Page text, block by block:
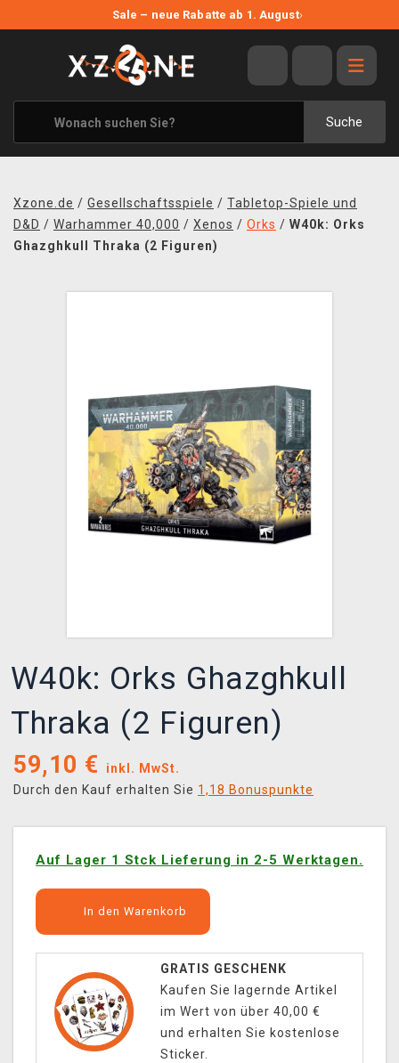
Sale – neue Rabatte ab 1. August›
Suche
ANGEBOTE
ALLE MARKEN
XZONE ORIGINALS
KLEIDUNG & ACCESSOIRES
BÜCHER & COMICS
XZONE CLUB
Xzone.de / Gesellschaftsspiele / Tabletop-Spiele und
D&D / Warhammer 40,000 / Xenos / Orks / W40k: Orks
Ghazghkull Thraka (2 Figuren)
W40k: Orks Ghazghkull
Thraka (2 Figuren)
59,10 €
inkl. MwSt.
Durch den Kauf erhalten Sie 1,18 Bonuspunkte
Auf Lager 1 Stck Lieferung in 2-5 Werktagen.
In den Warenkorb
GRATIS GESCHENK
Kaufen Sie lagernde Artikel
im Wert von über 40,00 €
und erhalten Sie kostenlose
Sticker.